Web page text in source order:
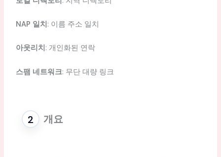
NAP 일치 : 이름 주소 일치
아웃리치 : 개인화된 연락
스팸 네트워크: 무단 대량 링크
개요